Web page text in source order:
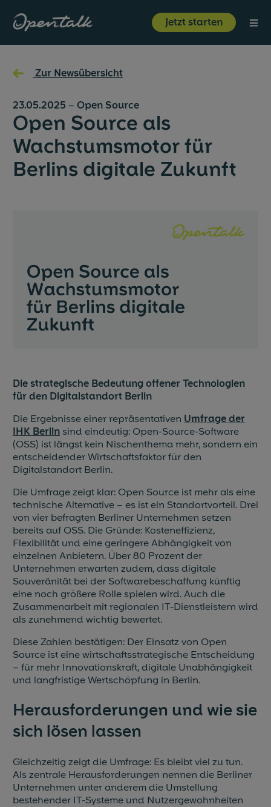
Jetzt starten ⋮
Produkt
Branchen
Ressourcen
Über uns
Unternehmen
Blog & News
Events
Referenzen
Presse
← Zur Newsübersicht
23.05.2025 – Open Source
Open Source als
Wachstumsmotor für
Berlins digitale Zukunft
Die strategische Bedeutung offener Technologien
für den Digitalstandort Berlin
Die Ergebnisse einer repräsentativen Umfrage der
IHK Berlin sind eindeutig: Open-Source-Software
(OSS) ist längst kein Nischenthema mehr, sondern ein
entscheidender Wirtschaftsfaktor für den
Digitalstandort Berlin.
Die Umfrage zeigt klar: Open Source ist mehr als eine
technische Alternative – es ist ein Standortvorteil. Drei
von vier befragten Berliner Unternehmen setzen
bereits auf OSS. Die Gründe: Kosteneffizienz,
Flexibilität und eine geringere Abhängigkeit von
einzelnen Anbietern. Über 80 Prozent der
Unternehmen erwarten zudem, dass digitale
Souveränität bei der Softwarebeschaffung künftig
eine noch größere Rolle spielen wird. Auch die
Zusammenarbeit mit regionalen IT-Dienstleistern wird
als zunehmend wichtig bewertet.
Diese Zahlen bestätigen: Der Einsatz von Open
Source ist eine wirtschaftsstrategische Entscheidung
– für mehr Innovationskraft, digitale Unabhängigkeit
und langfristige Wertschöpfung in Berlin.
Herausforderungen und wie sie
sich lösen lassen
Gleichzeitig zeigt die Umfrage: Es bleibt viel zu tun.
Als zentrale Herausforderungen nennen die Berliner
Unternehmen unter anderem die Umstellung
bestehender IT-Systeme und Nutzergewohnheiten